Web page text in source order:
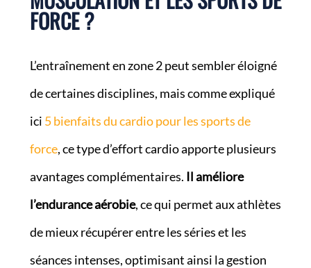
FORCE ?
L’entraînement en zone 2 peut sembler éloigné
de certaines disciplines, mais comme expliqué
ici 5 bienfaits du cardio pour les sports de
force, ce type d’effort cardio apporte plusieurs
avantages complémentaires. Il améliore
l’endurance aérobie, ce qui permet aux athlètes
de mieux récupérer entre les séries et les
séances intenses, optimisant ainsi la gestion